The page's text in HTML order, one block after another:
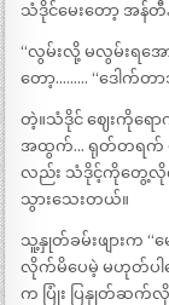
သံဒိုင်မေးတော့ အန်
“လွမ်းလို့ မလွမ်းရအ
တော့……… “ဒေါက်တ
တဲ့။သံဒိုင် ဈေးကိုရေ
အထွက်… ရုတ်တရက် မျ
လည်း သံဒိုင့်ကိုတွေ့လိုက်
သွားသေးတယ်။
သူ့နှုတ်ခမ်းဖျားက
လိုက်မိပေမဲ့ မဟုတ်ပါ
က ပြုံး ပြနှုတ်ဆက်